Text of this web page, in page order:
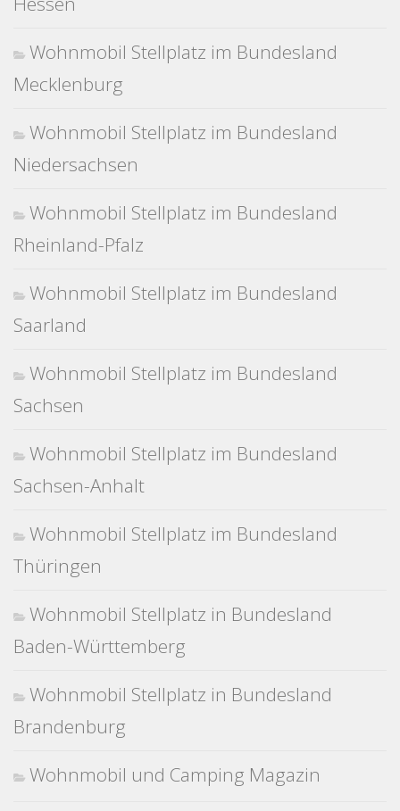
Wohnmobil Stellplatz im Bundesland
Mecklenburg
Wohnmobil Stellplatz im Bundesland
Niedersachsen
Wohnmobil Stellplatz im Bundesland
Rheinland-Pfalz
Wohnmobil Stellplatz im Bundesland
Saarland
Wohnmobil Stellplatz im Bundesland
Sachsen
Wohnmobil Stellplatz im Bundesland
Sachsen-Anhalt
Wohnmobil Stellplatz im Bundesland
Thüringen
Wohnmobil Stellplatz in Bundesland
Baden-Württemberg
Wohnmobil Stellplatz in Bundesland
Brandenburg
Wohnmobil und Camping Magazin